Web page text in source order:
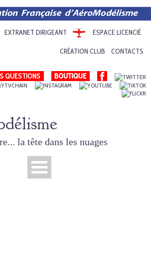
EXTRANET DIRIGEANT ESPACE LICENCIÉ
CRÉATION CLUB CONTACTS
QUESTIONS
la tête dans les nuages